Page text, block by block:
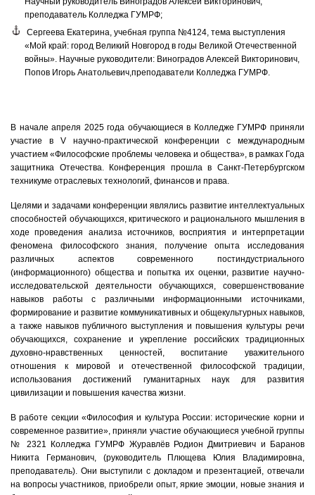
преподаватель Колледжа ГУМРФ;
Сергеева Екатерина, учебная группа №4124, тема выступления
«Мой край: город Великий Новгород в годы Великой Отечественной
войны». Научные руководители: Виноградов Алексей Викторинович,
Попов Игорь Анатольевич,преподаватели Колледжа ГУМРФ.
В начале апреля 2025 года обучающиеся в Колледже ГУМРФ приняли
участие в V научно-практической конференции с международным
участием «Философские проблемы человека и общества», в рамках Года
защитника Отечества. Конференция прошла в Санкт-Петербургском
техникуме отраслевых технологий, финансов и права.
Целями и задачами конференции являлись развитие интеллектуальных
способностей обучающихся, критического и рационального мышления в
ходе проведения анализа источников, восприятия и интерпретации
феномена философского знания, получение опыта исследования
различных аспектов современного постиндустриального
(информационного) общества и попытка их оценки, развитие научно-
исследовательской деятельности обучающихся, совершенствование
навыков работы с различными информационными источниками,
формирование и развитие коммуникативных и общекультурных навыков,
а также навыков публичного выступления и повышения культуры речи
обучающихся, сохранение и укрепление российских традиционных
духовно-нравственных ценностей, воспитание уважительного
отношения к мировой и отечественной философской традиции,
использования достижений гуманитарных наук для развития
цивилизации и повышения качества жизни.
В работе секции «Философия и культура России: исторические корни и
современное развитие», приняли участие обучающиеся учебной группы
№ 2321 Колледжа ГУМРФ Журавлёв Родион Дмитриевич и Баранов
Никита Германович, (руководитель Плющева Юлия Владимировна,
преподаватель). Они выступили с докладом и презентацией, отвечали
на вопросы участников, приобрели опыт, яркие эмоции, новые знания и